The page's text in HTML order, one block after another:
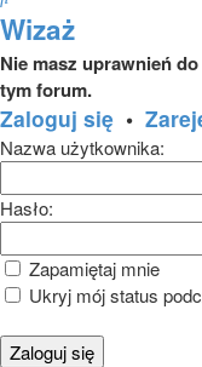
Wizaż
Nie masz uprawnień
tym forum.
Zaloguj się •
Nazwa użytkownika:
Hasło:
Zapamiętaj mnie
Ukryj mój status